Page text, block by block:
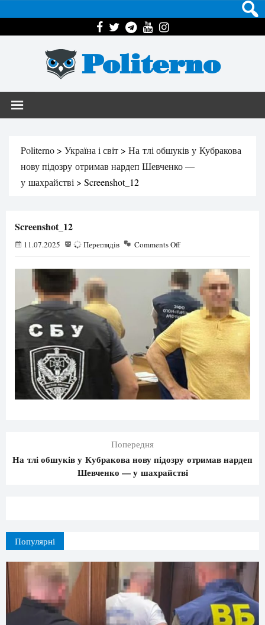
Politerno
Politerno > Україна і світ > На тлі обшуків у Кубракова
нову підозру отримав нардеп Шевченко —
у шахрайстві > Screenshot_12
Screenshot_12
11.07.2025 66 Переглядів Comments Off
Попередня
На тлі обшуків у Кубракова нову підозру отримав нардеп
Шевченко — у шахрайстві
Популярні